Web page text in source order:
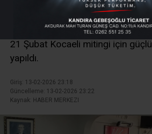
Cumhuriyet Halk Partisi Kandıra
yoğun katılımlı toplantıda
21 Şubat Kocaeli mitingi için güçlü
yapıldı.
Giriş: 13-02-2026 23:18
Güncelleme: 13-02-2026 23:22
Kaynak: HABER MERKEZI